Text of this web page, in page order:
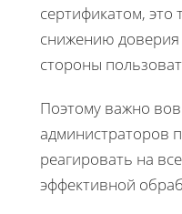
сертификатом, это
снижению доверия
стороны
Поэтому важно
администраторов
реагировать на
эффективной